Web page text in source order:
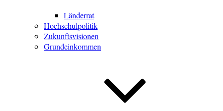
Länderrat
Hochschulpolitik
Zukunftsvisionen
Grundeinkommen